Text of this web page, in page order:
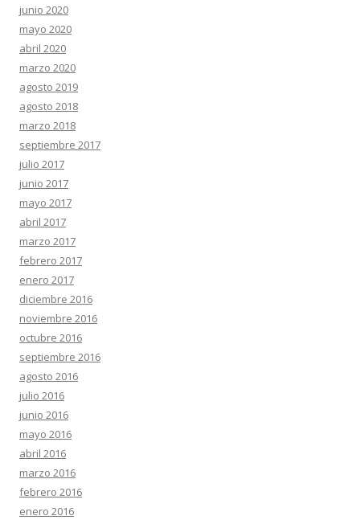
junio 2020
mayo 2020
abril 2020
marzo 2020
agosto 2019
agosto 2018
marzo 2018
septiembre 2017
julio 2017
junio 2017
mayo 2017
abril 2017
marzo 2017
febrero 2017
enero 2017
diciembre 2016
noviembre 2016
octubre 2016
septiembre 2016
agosto 2016
julio 2016
junio 2016
mayo 2016
abril 2016
marzo 2016
febrero 2016
enero 2016